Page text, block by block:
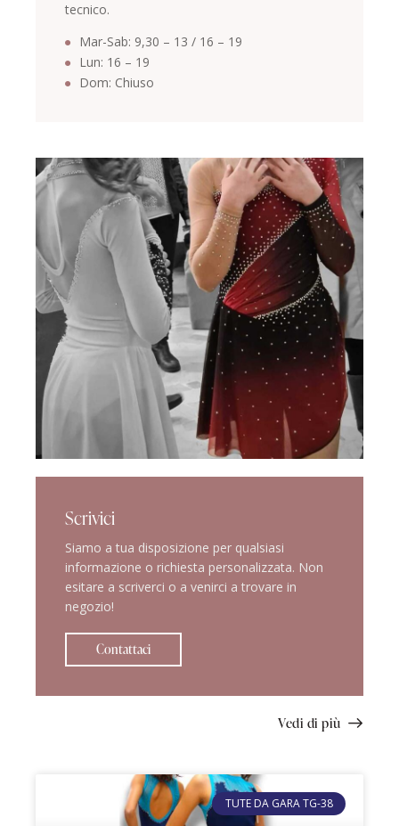
tecnico.
Mar-Sab: 9,30 – 13 / 16 – 19
Lun: 16 – 19
Dom: Chiuso
Scrivici
Siamo a tua disposizione per qualsiasi
informazione o richiesta personalizzata. Non
esitare a scriverci o a venirci a trovare in
negozio!
Contattaci
Vedi di più
TUTE DA GARA TG-38